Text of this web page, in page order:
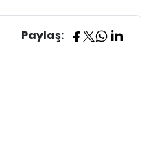
Paylaş: